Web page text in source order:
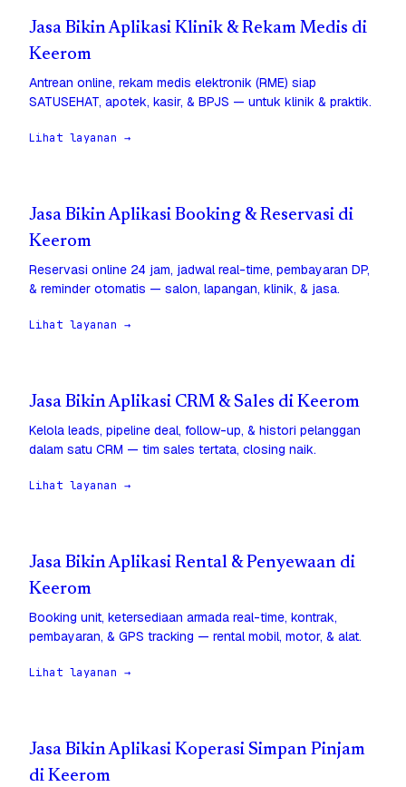
Jasa Bikin Aplikasi Klinik & Rekam Medis di
Keerom
Antrean online, rekam medis elektronik (RME) siap
SATUSEHAT, apotek, kasir, & BPJS — untuk klinik & praktik.
Lihat layanan →
Jasa Bikin Aplikasi Booking & Reservasi di
Keerom
Reservasi online 24 jam, jadwal real-time, pembayaran DP,
& reminder otomatis — salon, lapangan, klinik, & jasa.
Lihat layanan →
Jasa Bikin Aplikasi CRM & Sales di Keerom
Kelola leads, pipeline deal, follow-up, & histori pelanggan
dalam satu CRM — tim sales tertata, closing naik.
Lihat layanan →
Jasa Bikin Aplikasi Rental & Penyewaan di
Keerom
Booking unit, ketersediaan armada real-time, kontrak,
pembayaran, & GPS tracking — rental mobil, motor, & alat.
Lihat layanan →
Jasa Bikin Aplikasi Koperasi Simpan Pinjam
di Keerom